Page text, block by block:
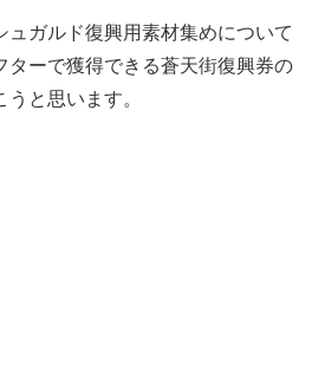
ュガルド復興用素材集めについて
ターで獲得できる蒼天街復興券の
と思います。